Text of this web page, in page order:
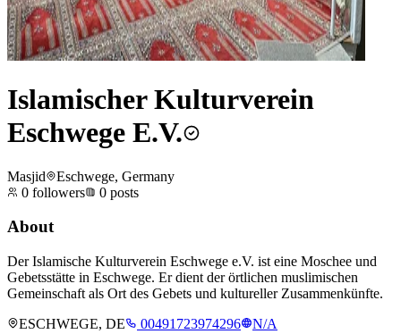
Islamischer Kulturverein
Eschwege E.V.
Masjid
Eschwege, Germany
0 followers 0 posts
About
Der Islamische Kulturverein Eschwege e.V. ist eine Moschee und
Gebetsstätte in Eschwege. Er dient der örtlichen muslimischen
Gemeinschaft als Ort des Gebets und kultureller Zusammenkünfte.
ESCHWEGE, DE
00491723974296
N/A